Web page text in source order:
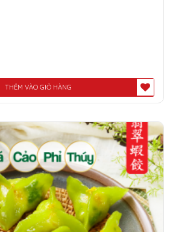
THÊM VÀO GIỎ HÀNG